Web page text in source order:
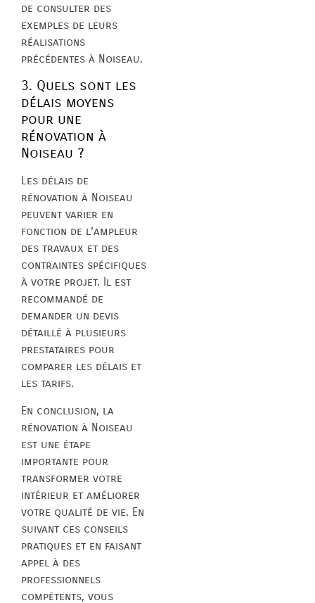
de consulter des
exemples de leurs
réalisations
précédentes à Noiseau.
3. Quels sont les
délais moyens
pour une
rénovation à
Noiseau ?
Les délais de
rénovation à Noiseau
peuvent varier en
fonction de l’ampleur
des travaux et des
contraintes spécifiques
à votre projet. Il est
recommandé de
demander un devis
détaillé à plusieurs
prestataires pour
comparer les délais et
les tarifs.
En conclusion, la
rénovation à Noiseau
est une étape
importante pour
transformer votre
intérieur et améliorer
votre qualité de vie. En
suivant ces conseils
pratiques et en faisant
appel à des
professionnels
compétents, vous